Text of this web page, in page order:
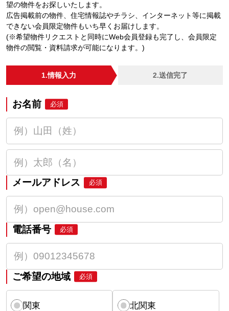
望の物件をお探しいたします。
広告掲載前の物件、住宅情報誌やチラシ、インターネット等に掲載
できない会員限定物件もいち早くお届けします。
(※希望物件リクエストと同時にWeb会員登録も完了し、会員限定
物件の閲覧・資料請求が可能になります。)
1.情報入力 2.送信完了
お名前 必須
メールアドレス 必須
電話番号 必須
ご希望の地域 必須
関東 北関東